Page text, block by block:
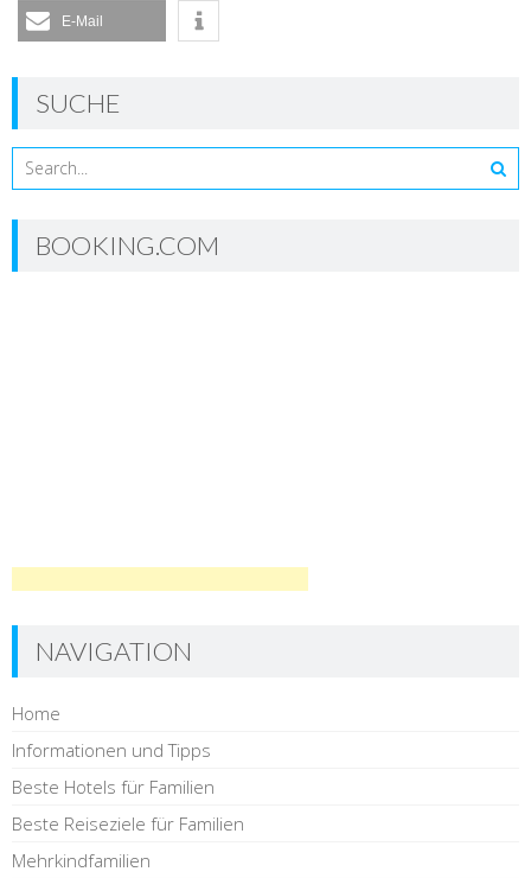
E-Mail
SUCHE
BOOKING.COM
NAVIGATION
Home
Informationen und Tipps
Beste Hotels für Familien
Beste Reiseziele für Familien
Mehrkindfamilien